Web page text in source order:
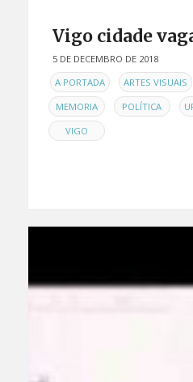
Vigo cidade
5 DE DECEMBRO DE 2018
ENA PORTADA , ARTES VISUAIS ,
MEMORIA , POLÍTICA ,
VIGO